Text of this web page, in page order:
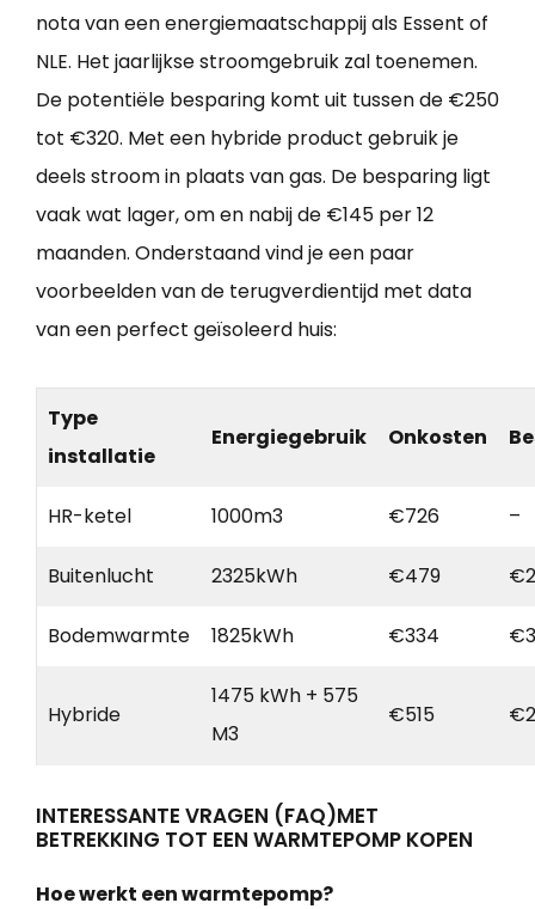
nota van een energiemaatschappij als Essent of
NLE. Het jaarlijkse stroomgebruik zal toenemen.
De potentiële besparing komt uit tussen de €250
tot €320. Met een hybride product gebruik je
deels stroom in plaats van gas. De besparing ligt
vaak wat lager, om en nabij de €145 per 12
maanden. Onderstaand vind je een paar
voorbeelden van de terugverdientijd met data
van een perfect geïsoleerd huis:
Type
installatie
Energiegebruik Onkosten
HR-ketel 1000m3 €726 –
Buitenlucht 2325kWh €479
Bodemwarmte 1825kWh €334
Hybride
1475 kWh + 575
M3
€515
INTERESSANTE VRAGEN (FAQ)MET
BETREKKING TOT EEN WARMTEPOMP KOPEN
Hoe werkt een warmtepomp?